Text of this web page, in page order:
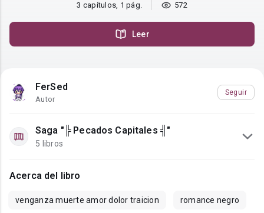
3 capítulos, 1 pág. 572
Leer
FerSed
Autor
Seguir
Saga "╠ Pecados Capitales ╣"
5 libros
Acerca del libro
venganza muerte amor dolor traicion romance negro